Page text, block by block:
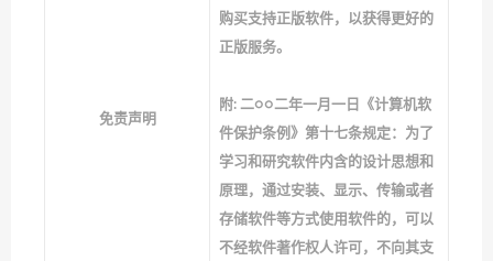
免责声明
购买支持正版软件，以获得更好的
正版服务。
附: 二○○二年一月一日《计算机软
件保护条例》第十七条规定：为了
学习和研究软件内含的设计思想和
原理，通过安装、显示、传输或者
存储软件等方式使用软件的，可以
不经软件著作权人许可，不向其支